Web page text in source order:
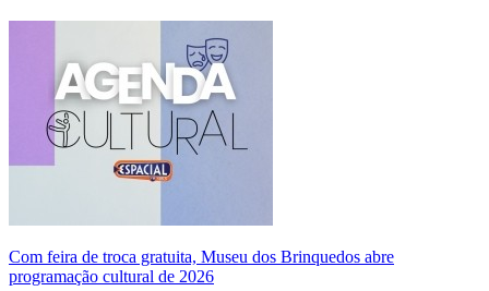
Com feira de troca gratuita, Museu dos Brinquedos abre
programação cultural de 2026